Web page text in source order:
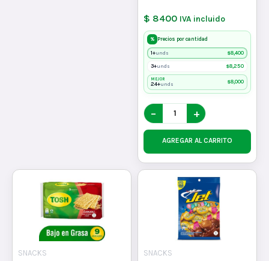
$ 8400 IVA incluido
% Precios por cantidad
1+unds $8,400
3+unds $8,250
MEJOR
24+unds $8,000
− +
AGREGAR AL CARRITO
SNACKS
SNACKS